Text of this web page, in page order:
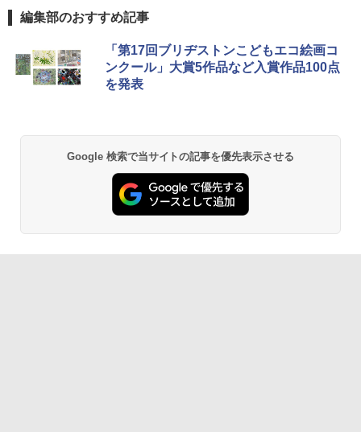
編集部のおすすめ記事
「第17回ブリヂストンこどもエコ絵画コ
ンクール」大賞5作品など入賞作品100点
を発表
Google 検索で当サイトの記事を優先表示させる